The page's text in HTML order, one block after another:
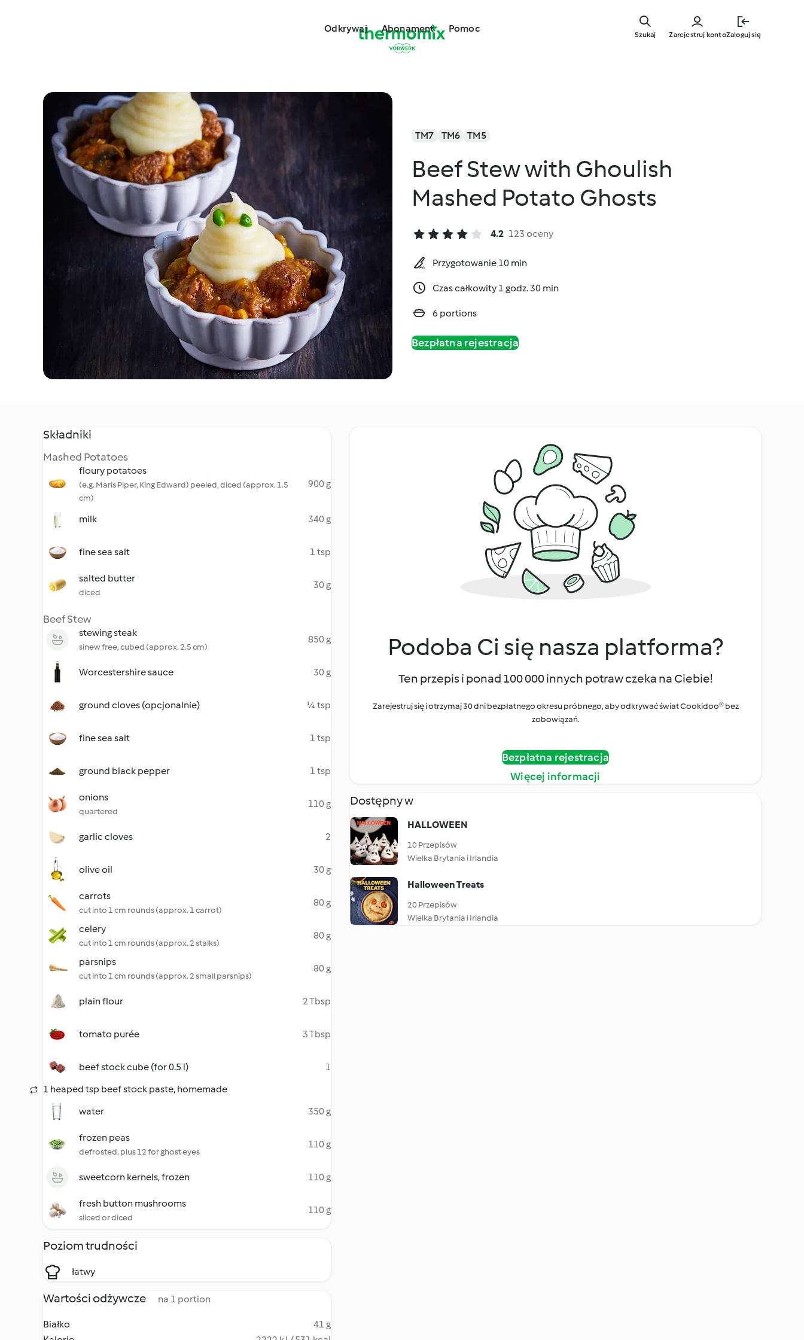
głównej
Odkrywaj Abonament Pomoc
Zarejestruj kontoZaloguj się
Szukaj
TM7 TM6 TM5
Beef Stew with Ghoulish
Mashed Potato Ghosts
4.2 123 oceny
Przygotowanie 10 min
Czas całkowity 1 godz. 30 min
6 portions
Bezpłatna rejestracja
Składniki
Mashed Potatoes
floury potatoes
(e.g. Maris Piper, King Edward) peeled, diced (approx. 1.5
cm)
900 g
milk 340 g
fine sea salt 1 tsp
salted butter
diced
30 g
Beef Stew
stewing steak
sinew free, cubed (approx. 2.5 cm)
850 g
Worcestershire sauce 30 g
ground cloves (opcjonalnie) ¼ tsp
fine sea salt 1 tsp
ground black pepper 1 tsp
onions
quartered
110 g
garlic cloves 2
olive oil 30 g
carrots
cut into 1 cm rounds (approx. 1 carrot)
80 g
celery
cut into 1 cm rounds (approx. 2 stalks)
80 g
parsnips
cut into 1 cm rounds (approx. 2 small parsnips)
80 g
plain flour 2 Tbsp
tomato purée 3 Tbsp
beef stock cube (for 0.5 l)
1
1 heaped tsp beef stock paste, homemade
water
350 g
frozen peas
defrosted, plus 12 for ghost eyes
110 g
sweetcorn kernels, frozen 110 g
fresh button mushrooms
sliced or diced
110 g
Poziom trudności
łatwy
Wartości odżywcze na 1 portion
Białko
41 g
Podoba Ci się nasza platforma?
Ten przepis i ponad 100 000 innych potraw czeka na Ciebie!
Zarejestruj się i otrzymaj 30 dni bezpłatnego okresu próbnego, aby odkrywać świat Cookidoo® bez
zobowiązań.
Bezpłatna rejestracja
Więcej informacji
Dostępny w
HALLOWEEN
10 Przepisów
Wielka Brytania i Irlandia
Halloween Treats
20 Przepisów
Wielka Brytania i Irlandia